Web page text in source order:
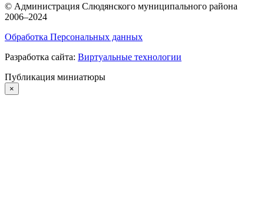
© Администрация Слюдянского муниципального района
2006–2024
Обработка Персональных данных
Разработка сайта: Виртуальные технологии
Публикация миниатюры
×